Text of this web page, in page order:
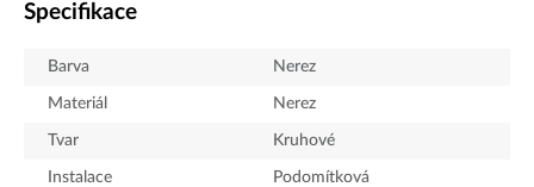
Specifikace
Barva Nerez
Materiál Nerez
Tvar Kruhové
Instalace Podomítková